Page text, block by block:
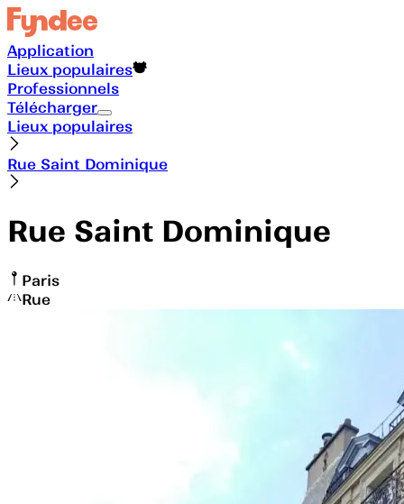
Application
Lieux populaires
Professionnels
Télécharger
Lieux populaires
Rue Saint Dominique
Rue Saint Dominique
Paris
Rue